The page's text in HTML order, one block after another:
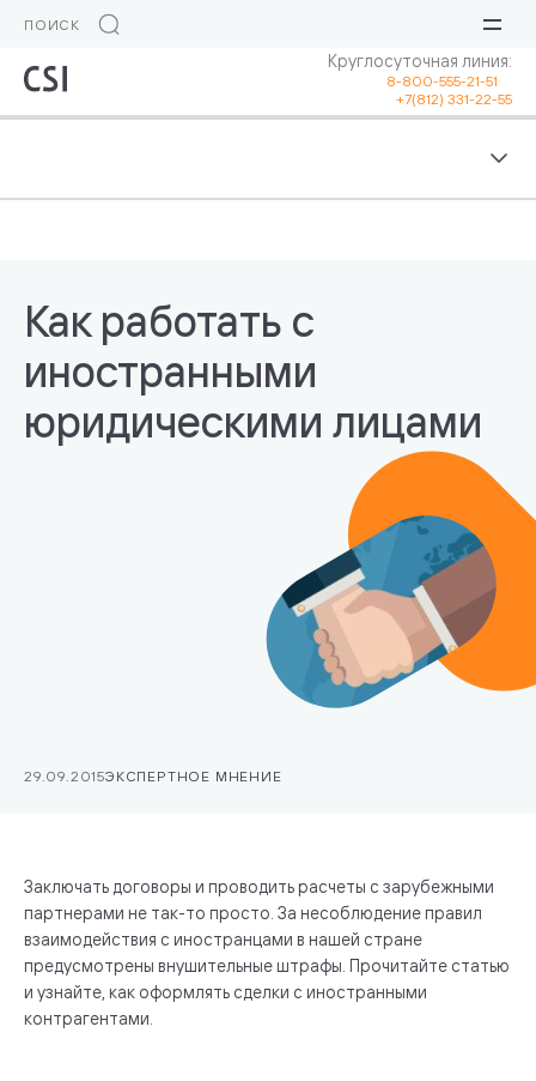
Круглосуточная линия:
8-800-555-21-51
+7(812) 331-22-55
Как работать с
иностранными
юридическими лицами
29.09.2015ЭКСПЕРТНОЕ МНЕНИЕ
Заключать договоры и проводить расчеты с зарубежными
партнерами не так-то просто. За несоблюдение правил
взаимодействия с иностранцами в нашей стране
предусмотрены внушительные штрафы. Прочитайте статью
и узнайте, как оформлять сделки с иностранными
контрагентами.